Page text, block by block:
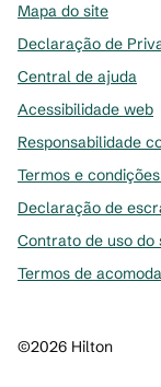
Mapa do site
Declaração de
Central de ajuda
Acessibilidade web
Responsabilidade
Termos e
Declaração de
Contrato de uso do
Termos de
©2026 Hilton